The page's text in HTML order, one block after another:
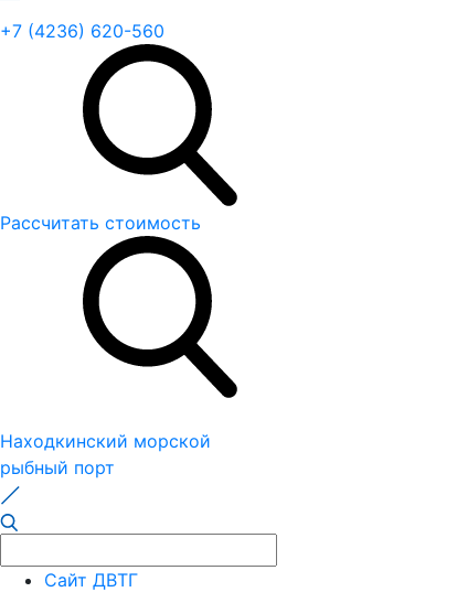
+7 (4236) 620-560
Рассчитать стоимость
Находкинский морской
рыбный порт
Сайт ДВТГ